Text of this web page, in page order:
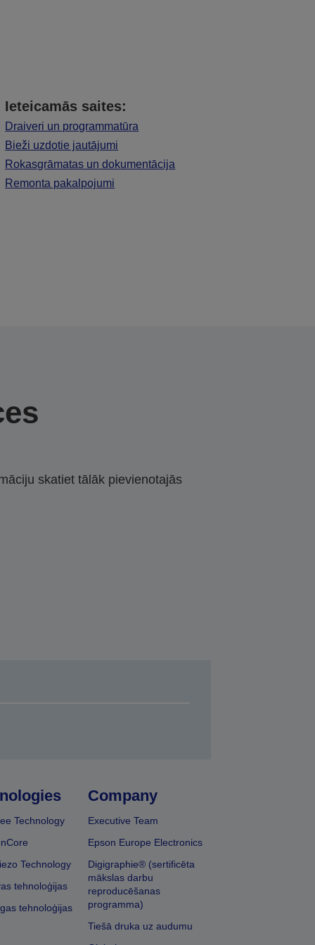
Ieteicamās saites:
Draiveri un programmatūra
Bieži uzdotie jautājumi
Rokasgrāmatas un dokumentācija
Remonta pakalpojumi
skatiet tālāk pievienotajās
Technology
Technology
tehnoloģijas
tehnoloģijas
Company
Executive Team
Epson Europe Electronics
Digigraphie® (sertificēta
mākslas darbu
reproducēšanas
programma)
Tiešā druka uz audumu